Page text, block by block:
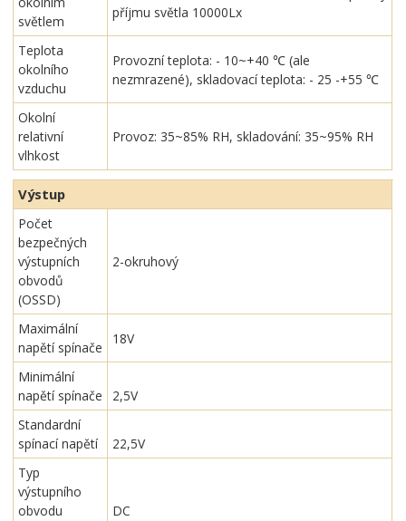
světlem
příjmu světla 10000Lx
Teplota
okolního
vzduchu
Provozní teplota: - 10~+40 ℃ (ale
nezmrazené), skladovací teplota: - 25 -+55 ℃
Okolní
relativní
vlhkost
Provoz: 35~85% RH, skladování: 35~95% RH
Výstup
Počet
bezpečných
výstupních
obvodů
(OSSD)
2-okruhový
Maximální
napětí spínače
18V
Minimální
napětí spínače
2,5V
Standardní
spínací napětí
22,5V
Typ
výstupního
obvodu
DC